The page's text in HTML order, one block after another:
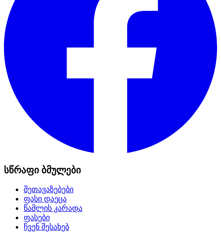
სწრაფი ბმულები
შეთავაზებები
ფასი დაეცა
წამლის კარადა
ფასები
ჩვენ შესახებ